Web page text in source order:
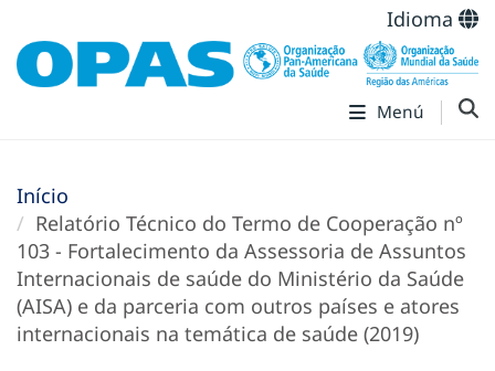
Idioma
Menú
Início
Relatório Técnico do Termo de Cooperação nº
103 - Fortalecimento da Assessoria de Assuntos
Internacionais de saúde do Ministério da Saúde
(AISA) e da parceria com outros países e atores
internacionais na temática de saúde (2019)